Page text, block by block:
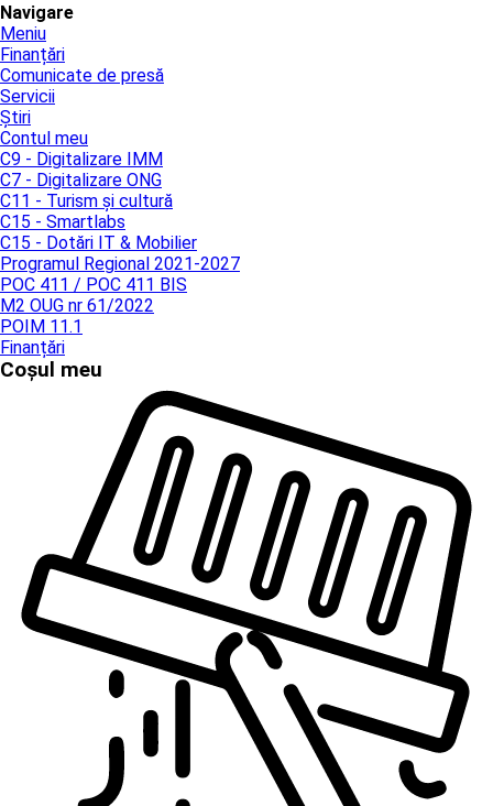
Navigare
Meniu
Finanțări
Comunicate de presă
Servicii
Știri
Contul meu
C9 - Digitalizare IMM
C7 - Digitalizare ONG
C11 - Turism și cultură
C15 - Smartlabs
C15 - Dotări IT & Mobilier
Programul Regional 2021-2027
POC 411 / POC 411 BIS
M2 OUG nr 61/2022
POIM 11.1
Finanțări
Coșul meu